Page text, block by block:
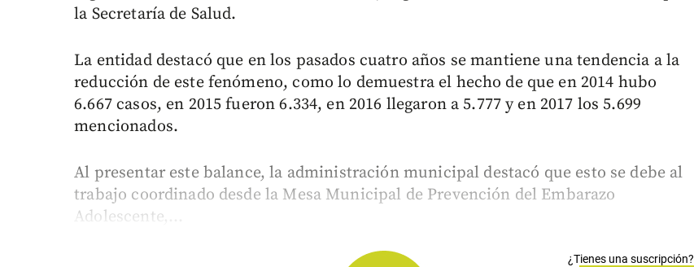
la Secretaría de Salud.
La entidad destacó que en los pasados cuatro años se mantiene una tendencia a la
reducción de este fenómeno, como lo demuestra el hecho de que en 2014 hubo
6.667 casos, en 2015 fueron 6.334, en 2016 llegaron a 5.777 y en 2017 los 5.699
mencionados.
Al presentar este balance, la administración municipal destacó que esto se debe al
trabajo coordinado desde la Mesa Municipal de Prevención del Embarazo
Adolescente,...
¿Tienes una suscripción?